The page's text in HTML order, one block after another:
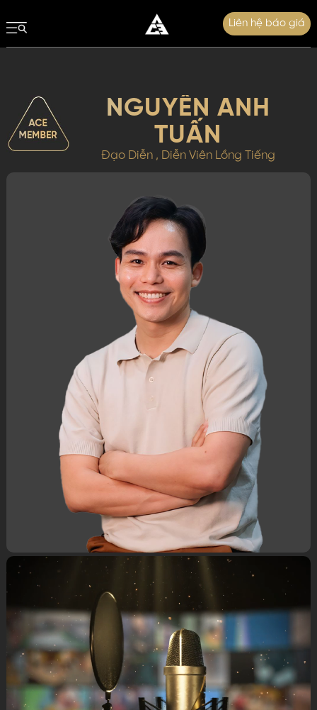
Liên hệ báo giá
NGUYỄN ANH
TUẤN
Đạo Diễn , Diễn Viên Lồng Tiếng